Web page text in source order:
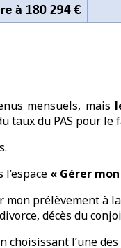
mensuels, mais
taux du PAS pour
l’espace « Gérer
mon prélèvement à
décès du
l’une